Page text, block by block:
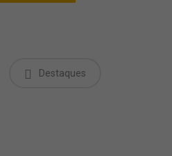
Destaques